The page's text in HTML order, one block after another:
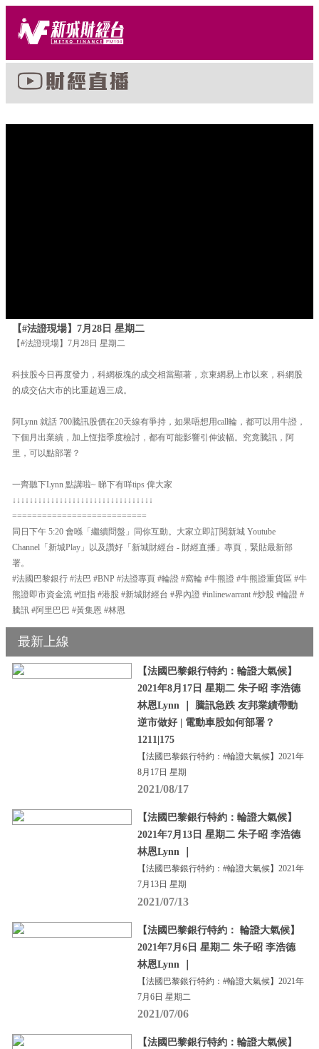
【#法證現場】7月28日 星期二
【#法證現場】7月28日 星期二
科技股今日再度發力，科網板塊的成交相當顯著，京東網易上市以來，科網股
的成交佔大市的比重超過三成。
阿Lynn 就話 700騰訊股價在20天線有爭持，如果唔想用call輪，都可以用牛證，
下個月出業績，加上恆指季度檢討，都有可能影響引伸波幅。究竟騰訊，阿
里，可以點部署？
一齊聽下Lynn 點講啦~ 睇下有咩tips 俾大家
↓↓↓↓↓↓↓↓↓↓↓↓↓↓↓↓↓↓↓↓↓↓↓↓↓↓↓↓↓↓↓↓↓
===========================
同日下午 5:20 會喺「繼續問盤」同你互動。大家立即訂閱新城 Youtube
Channel「新城Play」以及讚好「新城財經台 - 財經直播」專頁，緊貼最新部
署。
#法國巴黎銀行 #法巴 #BNP #法證專頁 #輪證 #窩輪 #牛熊證 #牛熊證重貨區 #牛
熊證即市資金流 #恒指 #港股 #新城財經台 #界內證 #inlinewarrant #炒股 #輪證 #
騰訊 #阿里巴巴 #黃集恩 #林恩
最新上線
【法國巴黎銀行特約：輪證大氣候】
2021年8月17日 星期二 朱子昭 李浩德
林恩Lynn ｜ 騰訊急跌 友邦業績帶動
逆市做好 | 電動車股如何部署？
1211|175
【法國巴黎銀行特約：#輪證大氣候】2021年
8月17日 星期
2021/08/17
【法國巴黎銀行特約：輪證大氣候】
2021年7月13日 星期二 朱子昭 李浩德
林恩Lynn ｜
【法國巴黎銀行特約：#輪證大氣候】2021年
7月13日 星期
2021/07/13
【法國巴黎銀行特約： 輪證大氣候】
2021年7月6日 星期二 朱子昭 李浩德
林恩Lynn ｜
【法國巴黎銀行特約：#輪證大氣候】2021年
7月6日 星期二
2021/07/06
【法國巴黎銀行特約：輪證大氣候】